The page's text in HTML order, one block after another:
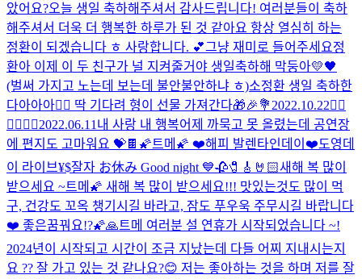
았어요?오늘 생일 축하해주셔서 감사드립니다! 여러분들이 축하
해주셔서 더욱 더 행복한 하루가 된 것 같아요 항상 열심히 하는
정환이 되겠습니다 ㅎ 사랑합니다. 💕그냥 재미로 들어주세요정
환아 이제 이 두 친구가 널 지켜줄거야 생일축하해 막둥아💛🖤
(벌써 가지고 노는데 보는데 불안불안하냐 ㅎ)소정환 생일 축하한
다아아아❤️‍🔥 딱 기다려 형이 선물 가져간다🎁🎉💐 2022.10.22❤️‍🔥
❤️‍🔥❤️‍🔥2022.06.11 내 사랑 내 행복어제 까묵고 못 올렸는데 공연장
에 편지도 고마워요 💝🍫 🌠트메🌠 ❤️해피 발렌타인데이❤️도영데
이 라이브¥$잘자 お休み Good night 💙🥀🧷🎸🤘🏻새해 복 많이
받으세요 ~트메🌠 새해 복 많이 받으세요!!! 맛있는것도 많이 먹
구, 건강도 꼬옥 챙기시길 바라고, 잠도 푸우욱 주무시길 바랍니다
❤️ 좋은꿈꿔요!?🌠🙏트메 여러분 설 연휴가 시작되었습니다 ~!
2024년이 시작되고 시간이 조금 지났는데 다들 어찌 지내시는지
요 ?? 잘 가고 있는 것 같나요?😊 저는 좋아하는 것을 하며 저를 잘